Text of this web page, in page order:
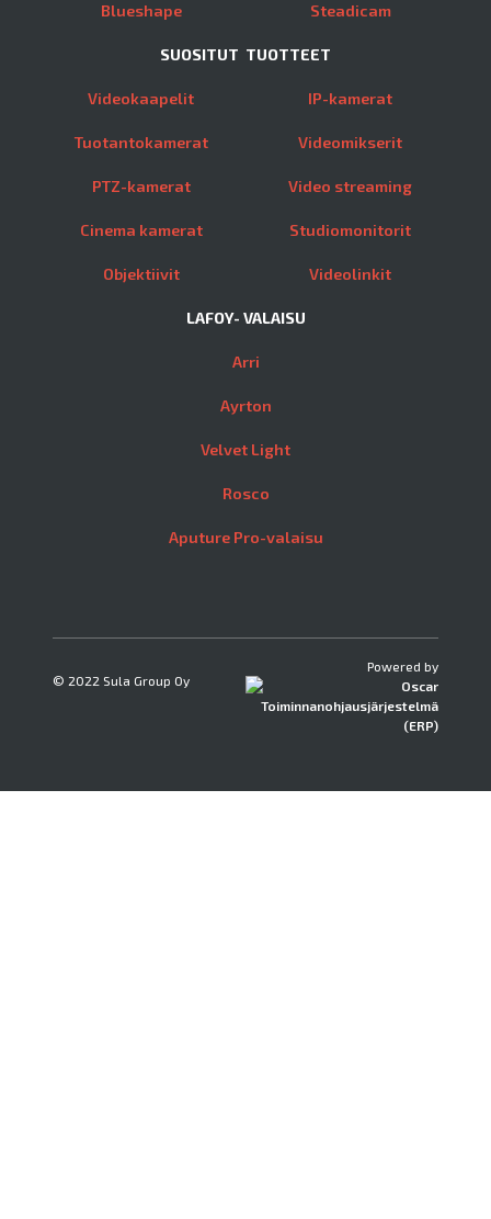
Blueshape Steadicam
SUOSITUT TUOTTEET
Videokaapelit
Tuotantokamerat
PTZ-kamerat
Cinema kamerat
Objektiivit
IP-kamerat
Videomikserit
Video streaming
Studiomonitorit
Videolinkit
LAFOY- VALAISU
Arri
Ayrton
Velvet Light
Rosco
Aputure Pro-valaisu
© 2022 Sula Group Oy
Powered by